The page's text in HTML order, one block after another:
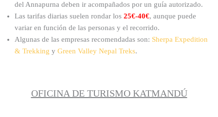
del Annapurna deben ir acompañados por un guía autorizado.
Las tarifas diarias suelen rondar los 25€-40€, aunque puede
variar en función de las personas y el recorrido.
Algunas de las empresas recomendadas son: Sherpa Expedition
& Trekking y Green Valley Nepal Treks.
OFICINA DE TURISMO KATMANDÚ